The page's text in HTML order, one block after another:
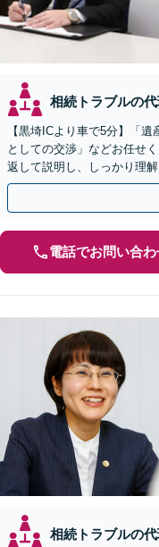
相続トラブルの
【黒埼ICより車で5分】「
としての交渉」などお任せ
返して説明し、しっかり理
相談は無料】
電話でお問い合わ
相続トラブルの